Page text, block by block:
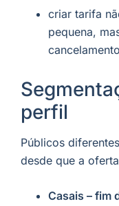
criar tarifa
pequena,
cancelamento
perfil
Públicos
desde que a
Casais – fim